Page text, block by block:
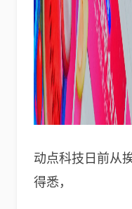
动点科技日前从
得悉，